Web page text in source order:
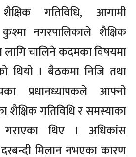
गतिविधि, आगामी
नगरपालिकाले शैक्षिक
लागि चालिने कदमका विषयमा
थियो । बैठकमा निजि तथा
प्रधानध्यापकले आफ्नो
शैक्षिक गतिविधि र समस्याका
गराएका थिए । अधिकांस
मिलान नभएका कारण